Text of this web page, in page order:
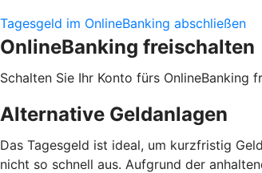
Tagesgeld im OnlineBanking abschließen
OnlineBanking freischalten
Schalten Sie Ihr Konto fürs
Alternative Geldanlagen
Das Tagesgeld ist ideal, um kurzfristig
nicht so schnell aus. Aufgrund der